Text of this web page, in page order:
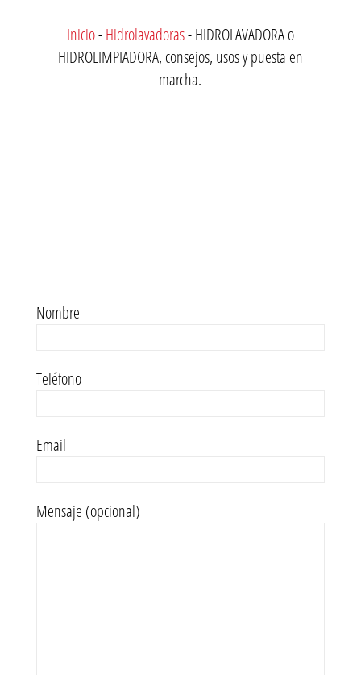
Inicio-Hidrolavadoras-HIDROLAVADORA o
HIDROLIMPIADORA, consejos, usos y puesta en
marcha.
Nombre
Teléfono
Email
Mensaje (opcional)